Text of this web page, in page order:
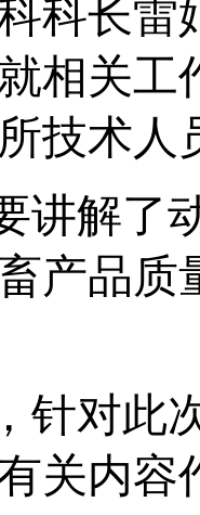
科长雷
相关工
技术人
讲解了
产品质
针对此
关内容